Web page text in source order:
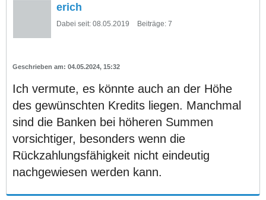
erich
Dabei seit: 08.05.2019 Beiträge: 7
04.05.2024, 15:32
Ich vermute, es könnte auch an der Höhe
des gewünschten Kredits liegen. Manchmal
sind die Banken bei höheren Summen
vorsichtiger, besonders wenn die
Rückzahlungsfähigkeit nicht eindeutig
nachgewiesen werden kann.